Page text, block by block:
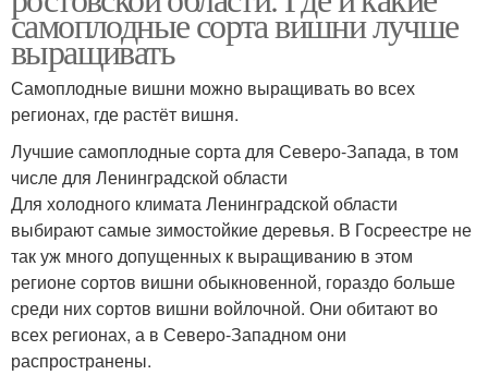
самоплодные сорта вишни лучше
выращивать
Самоплодные вишни можно выращивать во всех
регионах, где растёт вишня.
Лучшие самоплодные сорта для Северо-Запада, в том
числе для Ленинградской области
Для холодного климата Ленинградской области
выбирают самые зимостойкие деревья. В Госреестре не
так уж много допущенных к выращиванию в этом
регионе сортов вишни обыкновенной, гораздо больше
среди них сортов вишни войлочной. Они обитают во
всех регионах, а в Северо-Западном они
распространены.